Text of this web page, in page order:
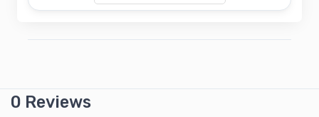
0 Reviews